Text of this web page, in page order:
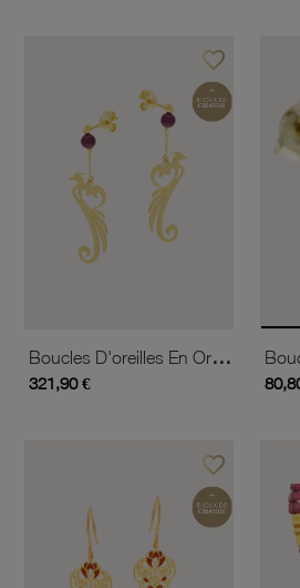
favorite_borderAjouter à vos
Boucles D'oreilles En Or Jaune Et Grenat, Phénix
321,90 €
favorite_borderAjouter à vos